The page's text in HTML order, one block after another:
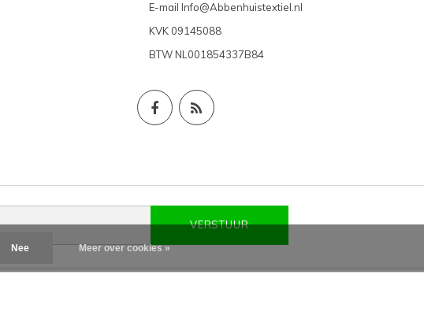
E-mail Info@Abbenhuistextiel.nl
KVK 09145088
BTW NL001854337B84
VERSTUUR
Nee Meer over cookies »